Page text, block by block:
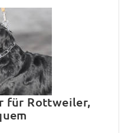
für Rottweiler,